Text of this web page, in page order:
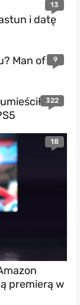
13
i datę
9
Man of
322
18
premierą w